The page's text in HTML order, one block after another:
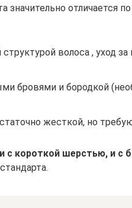
отличается
волоса , уход
бровями и бородкой
жесткой, но
короткой шерстью, и с